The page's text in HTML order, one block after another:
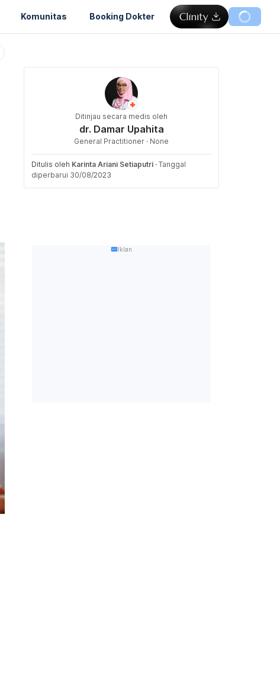
Komunitas Booking Dokter
Ditinjau secara medis oleh
dr. Damar Upahita
General Practitioner · None
Ditulis oleh Karinta Ariani Setiaputri · Tanggal
diperbarui 30/08/2023
Iklan